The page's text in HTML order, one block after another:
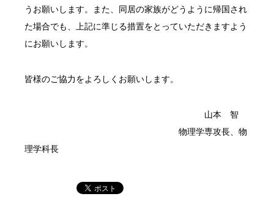
うお願いします。また、同居の家族がどうように帰国され
た場合でも、上記に準じる措置をとっていただきますよう
にお願いします。
皆様のご協力をよろしくお願いします。
山本 智
物理学専攻長、物
理学科長